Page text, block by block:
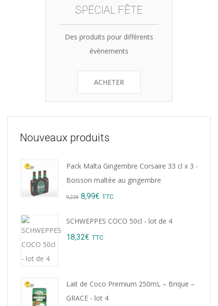
SPÉCIAL FÊTE
Des produits pour différents
évènements
ACHETER
Nouveaux produits
Pack Malta Gingembre Corsaire 33 cl x 3 -
Boisson maltée au gingembre
9,22€ Original
8,99€ Current
TTC
SCHWEPPES COCO 50cl - lot de 4
18,32€ TTC
Lait de Coco Premium 250mL – Brique –
GRACE - lot 4